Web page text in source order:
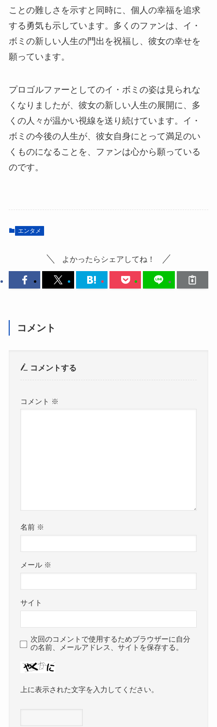
ことの難しさを示すと同時に、個人の幸福を追求
する勇気も示しています。多くのファンは、イ・
ボミの新しい人生の門出を祝福し、彼女の幸せを
願っています。
プロゴルファーとしてのイ・ボミの姿は見られな
くなりましたが、彼女の新しい人生の展開に、多
くの人々が温かい視線を送り続けています。イ・
ボミの今後の人生が、彼女自身にとって満足のい
くものになることを、ファンは心から願っている
のです。
エンタメ
よかったらシェアしてね！
コメント
コメントする
コメント ※
名前 ※
メール ※
サイト
次回のコメントで使用するためブラウザーに自分
の名前、メールアドレス、サイトを保存する。
上に表示された文字を入力してください。